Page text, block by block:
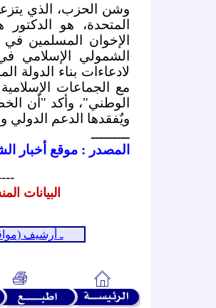
وشن الحزب، الذي
المتحدة، هو
الإخوان المسلمين
الشمولي الإسلامي
لادعاءات بناء الدولة
مع الجماعات
الوطني"، وأكد "أن
ويٌفقدها الدعم الدولي
ـــــــــ
المصدر : موقع أخبار الشرق –
البيانات
ـ أرشيف (مواقف)